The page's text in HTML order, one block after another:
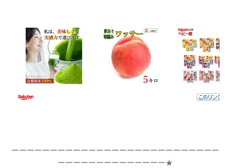
ーーーーーーーーーーーーーーーーーーーーーーーーーーー
ーーーーーーーーーーーーーー★